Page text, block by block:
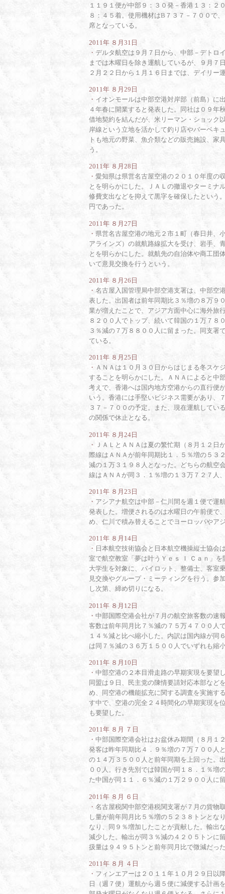
１１９１便が中部９：３０発－香港１３：２
８：４５着。使用機材はB７３７－７００で
席となっている。
2011年 ８月31日
・ デルタ航空は９月７日から、中部－デトロ
までは木曜日を除き運航しているが、９月７
２月２２日から１月１６日までは、デイリー
2011年 ８月29日
・ イオンモールは中部空港対岸部（前島）に
４年春に開業すると発表した。同社は０９年
借地契約を結んだが、米リーマン・ショック
岸線という立地を活かして釣り店やバーベキ
トも地元の野菜、魚介類などの販売施設、
う。
2011年 ８月28日
・ 愛知県は県営名古屋空港の２０１０年度の
とを明らかにした。ＪＡＬの撤退やターミナ
修費支出などを抑えて黒字を確保したという
円であった。
2011年 ８月27日
・ 県営名古屋空港の地元２市１町（春日井、
アラインズ）の就航路線拡大を受け、岩手、
とを明らかにした。就航先の自治体や商工団
いて意見交換を行うという。
2011年 ８月26日
・ 名古屋入国管理局中部空港支署は、中部空
表した。出国者は前年同期比３％増の８万９
業が増えたことで、アジア方面中心に海外旅
８２００人でトップ、続いて韓国の１万７８
３％減の７万８８００人に留まった。同支署
ている。
2011年 ８月25日
・ ＡＮＡは１０月３０日からはじまる冬スケ
することを明らかにした。ＡＮＡによると中
考えで、香港へは国内地方空港からの直行便
いう。香港には手堅いビジネス需要があり、
３７－７００の予定。また、現在運航してい
の関係で休止となる。
2011年 ８月24日
・
ＪＡＬとＡＮＡは夏の繁忙期（８月１２
際線はＡＮＡが前年同期比１．５％増の５３
減の１万３１９８人となった。どちらの航空
線はＡＮＡが同３．１％増の１３万７２７人
2011年 ８月23日
・ アシアナ航空は中部－仁川間を週１便で運
発表した。増便されるのは水曜日の午前便で
め、仁川で積み替えることでヨーロッパやア
2011年 ８月14日
・ 日本航空技術協会と日本航空機操縦士協会
室で航空教室「夢は叶うＹｅｓ Ｉ Ｃａｎ」
大学生を対象に、パイロット、整備士、客室
見交換やグループ・ミーティングを行う。参
し次第、締め切りになる。
2011年 ８月12日
・ 中部国際空港会社が７月の航空旅客数の速
客数は前年同月比７％減の７５万４７００人
１４％減と比べ縮小した。内訳は国内線が同
は同７％減の３６万１５００人でいずれも縮
2011年 ８月10日
・ 中部空港の２本目滑走路の早期実現を要望
同盟は９日、民主党の陳情要請対応本部など
め、同空港の機能拡充に関する調査を実施す
す中で、空港の完全２４時間化の早期実現を
も要望した。
2011年 ８月 ７日
・ 中部国際空港会社はお盆休み期間（８月１
発客は昨年同期比４．９％増の７万７００人
の１４万３５００人と前年同期を上回った。
００人。行き先別では韓国が同１８．１％増
た中国が同１１．６％減の１万２９００人に
2011年 ８月 ６日
・ 名古屋税関中部空港税関支署が７月の貨物
し量が前年同月比５％増の５２３８トンとな
なり、同９％増加したことが貢献した。輸出
減少した。輸出が同３％減の４２０５トンに
扱量は９４９５トンと前年同月比で微減だっ
2011年 ８月 ４日
・ フィンエアーは２０１１年１０月２９日以
日（週７便）運航から週５便に減便する計画